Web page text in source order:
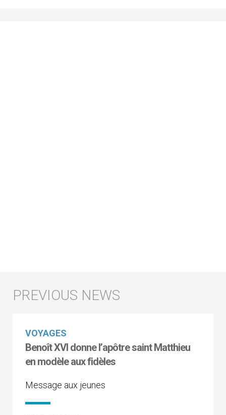
VOYAGES
Benoît XVI donne l’apôtre saint Matthieu
en modèle aux fidèles
Message aux jeunes